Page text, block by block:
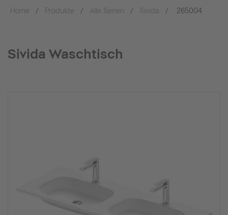
Home Produkte Alle Serien Sivida 265004
Sivida Waschtisch